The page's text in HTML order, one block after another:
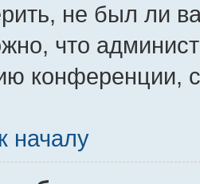
не был ли
что
конференции,
началу